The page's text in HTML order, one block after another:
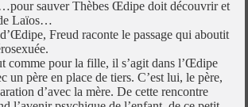
sauver Thèbes Œdipe doit découvrir et
Laïos…
Freud raconte le passage qui aboutit
comme pour la fille, il s’agit dans l’Œdipe
un père en place de tiers. C’est lui, le père,
d’avec la mère. De cette rencontre